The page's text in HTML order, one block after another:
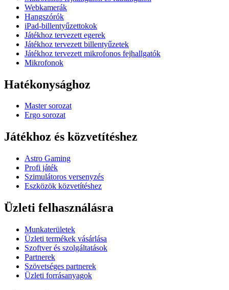
Webkamerák
Hangszórók
iPad-billentyűzettokok
Játékhoz tervezett egerek
Játékhoz tervezett billentyűzetek
Játékhoz tervezett mikrofonos fejhallgatók
Mikrofonok
Hatékonysághoz
Master sorozat
Ergo sorozat
Játékhoz és közvetítéshez
Astro Gaming
Profi játék
Szimulátoros versenyzés
Eszközök közvetítéshez
Üzleti felhasználásra
Munkaterületek
Üzleti termékek vásárlása
Szoftver és szolgáltatások
Partnerek
Szövetséges partnerek
Üzleti forrásanyagok